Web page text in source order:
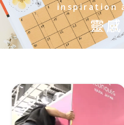
inspiration
靈